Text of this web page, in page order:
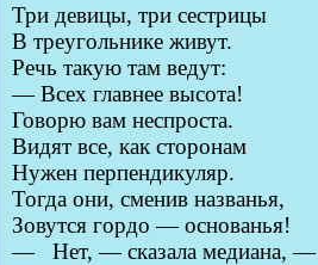
Три девицы, три сестрицы
В треугольнике живут.
Речь такую там ведут:
— Всех главнее высота!
Говорю вам неспроста.
Видят все, как сторонам
Нужен перпендикуляр.
Тогда они, сменив названья,
Зовутся гордо — основанья!
—
Нет, — сказала медиана, —